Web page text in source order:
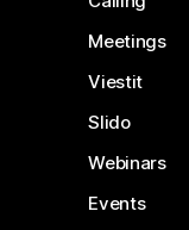
Meetings
Viestit
Slido
Webinars
Events